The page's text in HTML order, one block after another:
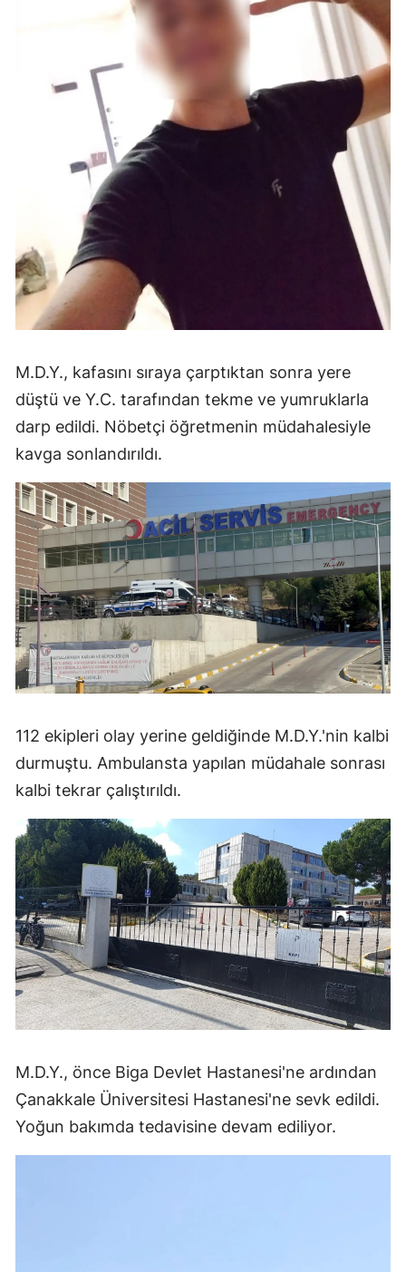
M.D.Y., kafasını sıraya çarptıktan sonra yere
düştü ve Y.C. tarafından tekme ve yumruklarla
darp edildi. Nöbetçi öğretmenin müdahalesiyle
kavga sonlandırıldı.
112 ekipleri olay yerine geldiğinde M.D.Y.'nin kalbi
durmuştu. Ambulansta yapılan müdahale sonrası
kalbi tekrar çalıştırıldı.
M.D.Y., önce Biga Devlet Hastanesi'ne ardından
Çanakkale Üniversitesi Hastanesi'ne sevk edildi.
Yoğun bakımda tedavisine devam ediliyor.